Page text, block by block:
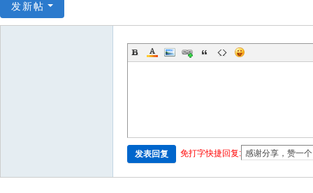
发新帖
发表回复 免打字快捷回复: